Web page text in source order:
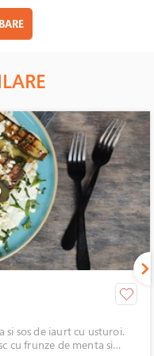
si sos de iaurt cu usturoi.
cu frunze de menta si